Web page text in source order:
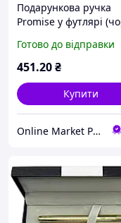
Подарункова ручка
Promise у футлярі
Готово до відправки
451.20₴
Купити
Online Market Plus